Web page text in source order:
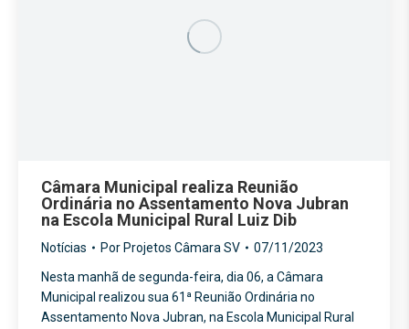
Câmara Municipal realiza Reunião
Ordinária no Assentamento Nova Jubran
na Escola Municipal Rural Luiz Dib
Notícias Por Projetos Câmara SV
07/11/2023
Nesta manhã de segunda-feira, dia 06, a Câmara
Municipal realizou sua 61ª Reunião Ordinária no
Assentamento Nova Jubran, na Escola Municipal Rural